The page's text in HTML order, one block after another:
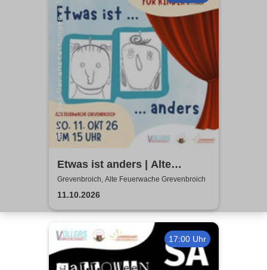
Etwas ist anders | Alte
Feuerwache Grevenbroich |
KOM'MA Theater aus
Duisburg
Grevenbroich, Alte Feuerwache Grevenbroich
11.10.2026
17:00 Uhr